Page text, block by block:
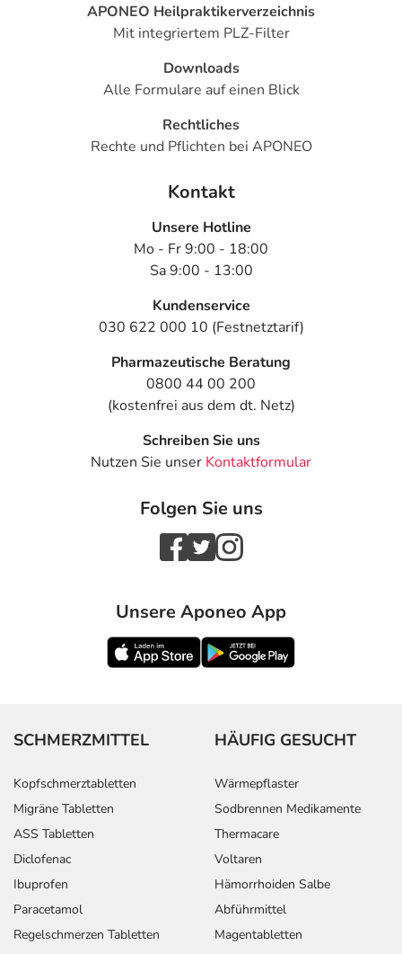
APONEO Heilpraktikerverzeichnis
Mit integriertem PLZ-Filter
Downloads
Alle Formulare auf einen Blick
Rechtliches
Rechte und Pflichten bei APONEO
Kontakt
Unsere Hotline
Mo - Fr 9:00 - 18:00
Sa 9:00 - 13:00
Kundenservice
030 622 000 10 (Festnetztarif)
Pharmazeutische Beratung
0800 44 00 200
(kostenfrei aus dem dt. Netz)
Schreiben Sie uns
Nutzen Sie unser Kontaktformular
Folgen Sie uns
Unsere Aponeo App
SCHMERZMITTEL
Kopfschmerztabletten
Migräne Tabletten
ASS Tabletten
Diclofenac
Ibuprofen
Paracetamol
Regelschmerzen Tabletten
HÄUFIG GESUCHT
Wärmepflaster
Sodbrennen Medikamente
Thermacare
Voltaren
Hämorrhoiden Salbe
Abführmittel
Magentabletten